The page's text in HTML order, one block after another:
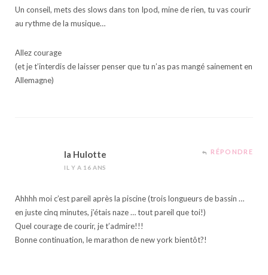
Un conseil, mets des slows dans ton Ipod, mine de rien, tu vas courir
au rythme de la musique…
Allez courage
(et je t’interdis de laisser penser que tu n’as pas mangé sainement en
Allemagne)
la Hulotte
IL Y A 16 ANS
RÉPONDRE
Ahhhh moi c’est pareil après la piscine (trois longueurs de bassin …
en juste cinq minutes, j’étais naze … tout pareil que toi!)
Quel courage de courir, je t’admire!!!
Bonne continuation, le marathon de new york bientôt?!